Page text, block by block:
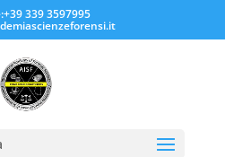
339 3597995